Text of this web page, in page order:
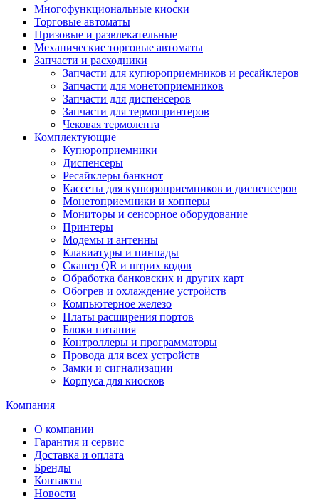
Многофункциональные киоски
Торговые автоматы
Призовые и развлекательные
Механические торговые автоматы
Запчасти и расходники
Запчасти для купюроприемников и ресайклеров
Запчасти для монетоприемников
Запчасти для диспенсеров
Запчасти для термопринтеров
Чековая термолента
Комплектующие
Купюроприемники
Диспенсеры
Ресайклеры банкнот
Кассеты для купюроприемников и диспенсеров
Монетоприемники и хопперы
Мониторы и сенсорное оборудование
Принтеры
Модемы и антенны
Клавиатуры и пинпады
Сканер QR и штрих кодов
Обработка банковских и других карт
Обогрев и охлаждение устройств
Компьютерное железо
Платы расширения портов
Блоки питания
Контроллеры и программаторы
Провода для всех устройств
Замки и сигнализации
Корпуса для киосков
Компания
О компании
Гарантия и сервис
Доставка и оплата
Бренды
Контакты
Новости